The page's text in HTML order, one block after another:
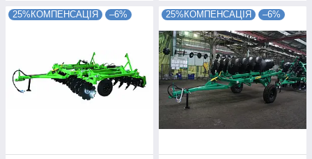
25%КОМПЕНСАЦІЯ –6% 25%КОМПЕНСАЦІЯ –6%